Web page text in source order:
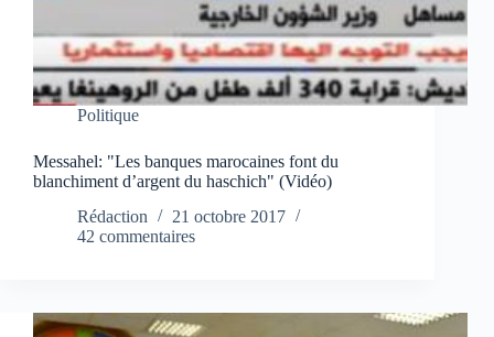
Politique
Messahel: "Les banques marocaines font du
blanchiment d’argent du haschich" (Vidéo)
Rédaction
21 octobre 2017
42 commentaires